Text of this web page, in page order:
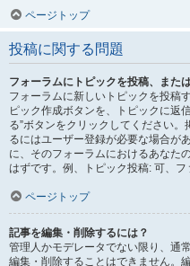
ページトップ
投稿に関する問題
フォーラムにトピックを投稿、また
フォーラムに新しいトピックを投稿
ピック作成ボタンを、トピックに返
る”ボタンをクリックしてください
るにはユーザー登録が必要な場合が
に、そのフォーラムにおけるあなた
はずです。例、トピック投稿: 可、フ
ページトップ
記事を編集・削除するには？
管理人かモデレータでない限り、通
編集・削除することはできません。